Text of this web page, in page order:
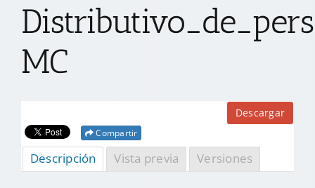
MC
Descargar
Compartir
Descripción Vista previa Versiones